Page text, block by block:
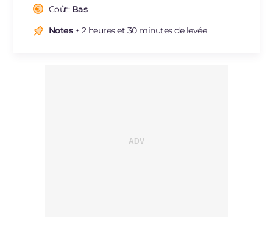
Sodium
Coût: Bas
Notes+ 2 heures et 30 minutes de levée